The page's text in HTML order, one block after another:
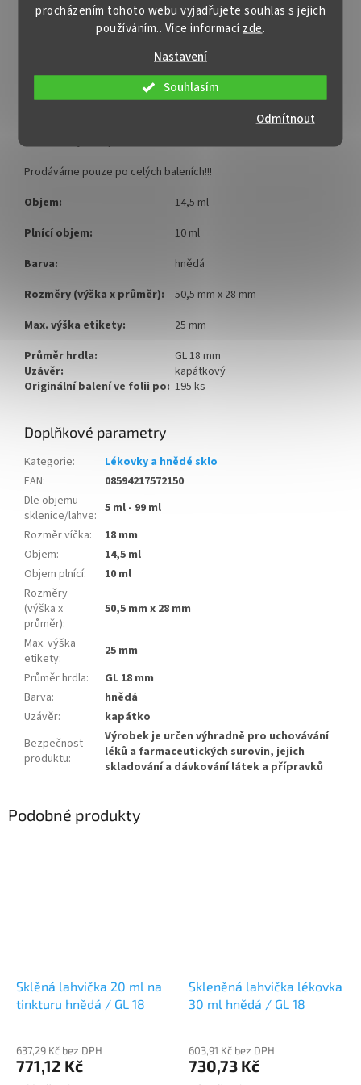
procházením tohoto webu vyjadřujete souhlas s jejich
používáním.. Více informacízde.
Nastavení
Odmítnout
Souhlasím
otevíratelné a zároveň dokonale uzavíratelné, což zaručuje
dlouhou trvanlivost naplněných tekutin a kapátkem lehce
nadávkujeme správné množství léčiva, kapek , tinktury či
Ať už potřebujete lahve na bylinářské, lékárenské výrobky nebo
lékovka 10 ml / SANO
s dokoupením plastového víčka s kapátkovým
Prodáváme pouze po celých baleních!!!
Objem:
14,5 ml
Plnící objem:
10 ml
Barva:
hnědá
Rozměry (výška x průměr):
50,5 mm x 28 mm
Max. výška etikety:
25 mm
Průměr hrdla:
GL 18 mm
Uzávěr:
kapátkový
Originální balení ve folii po: 195 ks
Doplňkové parametry
Kategorie:
Lékovky a hnědé sklo
EAN:
08594217572150
Dle objemu
sklenice/lahve: 5 ml - 99 ml
Rozměr víčka:
18 mm
Objem:
14,5 ml
Objem plnící:
10 ml
Rozměry
(výška x
průměr):
50,5 mm x 28 mm
Max. výška
etikety:
25 mm
Průměr hrdla:
GL 18 mm
Barva:
hnědá
Uzávěr:
kapátko
Bezpečnost
produktu:
Výrobek je určen výhradně pro uchovávání
léků a farmaceutických surovin, jejich
skladování a dávkování látek a přípravků
Podobné produkty
Sklěná lahvička 20 ml na
tinkturu hnědá / GL 18
637,29 Kč bez DPH
771,12 Kč
Skleněná lahvička lékovka
30 ml hnědá / GL 18
603,91 Kč bez DPH
730,73 Kč